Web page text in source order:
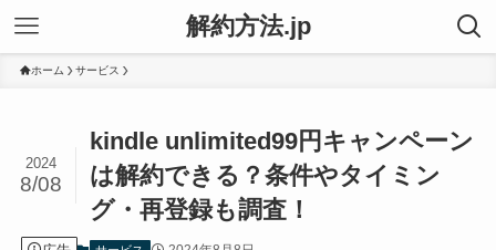
解約方法.jp
ホーム サービス
kindle unlimited99円キャンペーン
は解約できる？条件やタイミン
グ・再登録も調査！
2024
8/08